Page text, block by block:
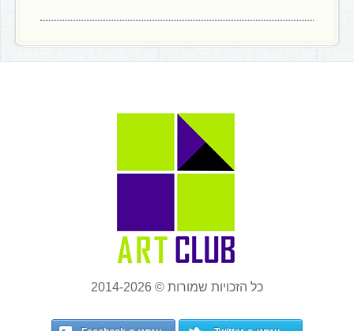
כל הזכויות שמורות © 2014-2026